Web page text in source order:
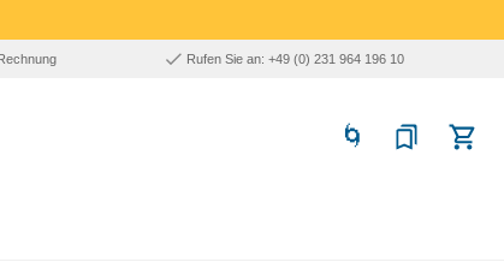
Rufen Sie an: +49 (0) 231 964 196 10